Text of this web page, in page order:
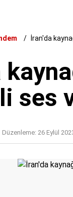
İran'da
ses
Düzenleme: 26 Eylül